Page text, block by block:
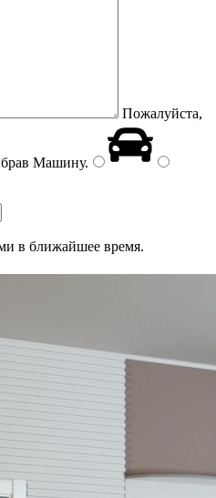
Пожалуйста,
Машину.
в ближайшее время.